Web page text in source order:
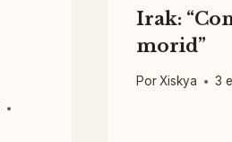
Irak:
morid”
Por Xiskya 3